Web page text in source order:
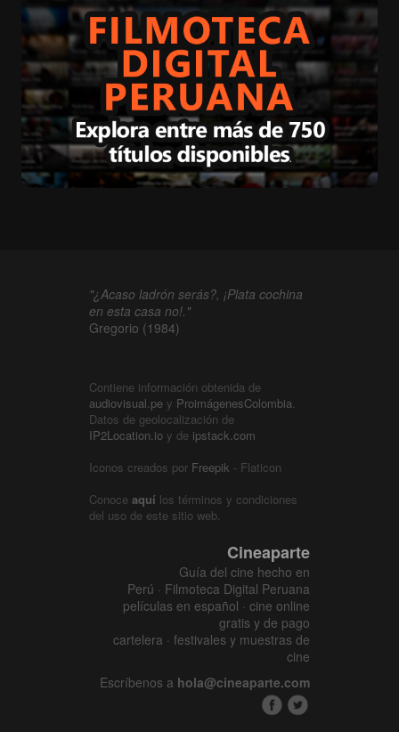
"¿Acaso ladrón serás?, ¡Plata cochina
en esta casa no!."
Gregorio (1984)
Contiene información obtenida de
audiovisual.pe y ProimágenesColombia.
Datos de geolocalización de
IP2Location.io y de ipstack.com
Iconos creados por Freepik - Flaticon
Conoce aquí los términos y condiciones
del uso de este sitio web.
Cineaparte
Guía del cine hecho en
Perú · Filmoteca Digital Peruana
películas en español · cine online
gratis y de pago
cartelera · festivales y muestras de
cine
Escríbenos a hola@cineaparte.com